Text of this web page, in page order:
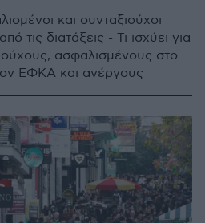
και συνταξιούχοι
τις διατάξεις - Τι ισχύει για
ασφαλισμένους στο
ΕΦΚΑ και ανέργους